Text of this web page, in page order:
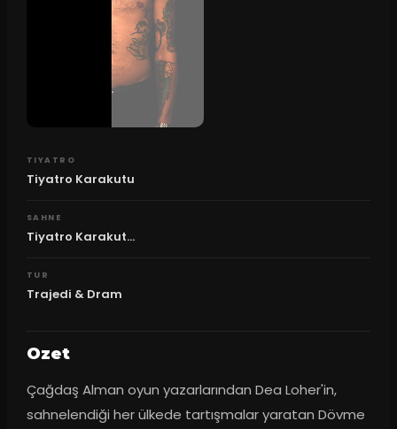
TIYATRO
Tiyatro Karakutu
SAHNE
Tiyatro Karakut...
TUR
Trajedi & Dram
Ozet
Çağdaş Alman oyun yazarlarından Dea Loher'in,
sahnelendiği her ülkede tartışmalar yaratan Dövme